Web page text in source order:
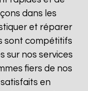
dans les
et réparer
sont compétitifs
sur nos services
fiers de nos
en